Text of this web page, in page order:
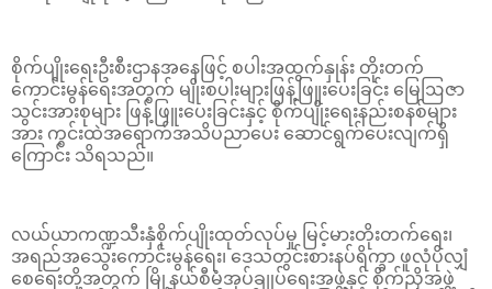
စိုက်ပျိုးရေးဦးစီးဌာနအနေဖြင့် စပါးအထွက်နှုန်း တိုးတက်
ကောင်းမွန်ရေးအတွက် မျိုးစပါးများဖြန့်ဖြူးပေးခြင်း မြေဩဇာ
သွင်းအားစုများ ဖြန့်ဖြူးပေးခြင်းနှင့် စိုက်ပျိုးရေးနည်းစနစ်များ
အား ကွင်းထဲအရောက်အသိပညာပေး ဆောင်ရွက်ပေးလျက်ရှိ
ကြောင်း သိရသည်။
လယ်ယာကဏ္ဍသီးနှံစိုက်ပျိုးထုတ်လုပ်မှု မြင့်မားတိုးတက်ရေး၊
အရည်အသွေးကောင်းမွန်ရေး၊ ဒေသတွင်းစားနပ်ရိက္ခာ ဖူလုံပိုလျှံ
စေရေးတို့အတွက် မြို့နယ်စီမံအုပ်ချုပ်ရေးအဖွဲ့နှင့် စိုက်ညှိအဖွဲ့